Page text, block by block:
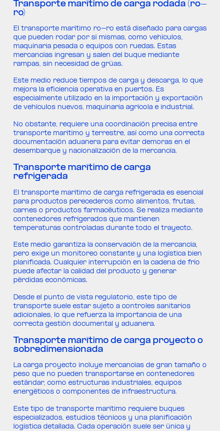
Transporte marítimo de carga rodada (ro-
ro)
El transporte marítimo ro-ro está diseñado para cargas
que pueden rodar por sí mismas, como vehículos,
maquinaria pesada o equipos con ruedas. Estas
mercancías ingresan y salen del buque mediante
rampas, sin necesidad de grúas.
Este medio reduce tiempos de carga y descarga, lo que
mejora la eficiencia operativa en puertos. Es
especialmente utilizado en la importación y exportación
de vehículos nuevos, maquinaria agrícola e industrial.
No obstante, requiere una coordinación precisa entre
transporte marítimo y terrestre, así como una correcta
documentación aduanera para evitar demoras en el
desembarque y nacionalización de la mercancía.
Transporte marítimo de carga
refrigerada
El transporte marítimo de carga refrigerada es esencial
para productos perecederos como alimentos, frutas,
carnes o productos farmacéuticos. Se realiza mediante
contenedores refrigerados que mantienen
temperaturas controladas durante todo el trayecto.
Este medio garantiza la conservación de la mercancía,
pero exige un monitoreo constante y una logística bien
planificada. Cualquier interrupción en la cadena de frío
puede afectar la calidad del producto y generar
pérdidas económicas.
Desde el punto de vista regulatorio, este tipo de
transporte suele estar sujeto a controles sanitarios
adicionales, lo que refuerza la importancia de una
correcta gestión documental y aduanera.
Transporte marítimo de carga proyecto o
sobredimensionada
La carga proyecto incluye mercancías de gran tamaño o
peso que no pueden transportarse en contenedores
estándar, como estructuras industriales, equipos
energéticos o componentes de infraestructura.
Este tipo de transporte marítimo requiere buques
especializados, estudios técnicos y una planificación
logística detallada. Cada operación suele ser única y